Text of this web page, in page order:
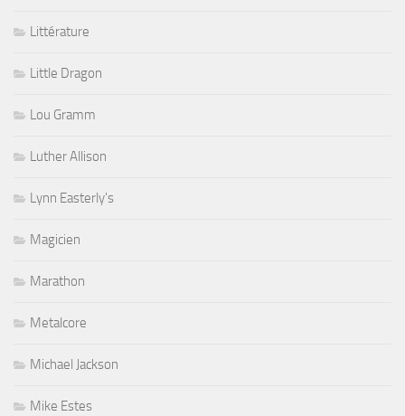
Littérature
Little Dragon
Lou Gramm
Luther Allison
Lynn Easterly's
Magicien
Marathon
Metalcore
Michael Jackson
Mike Estes